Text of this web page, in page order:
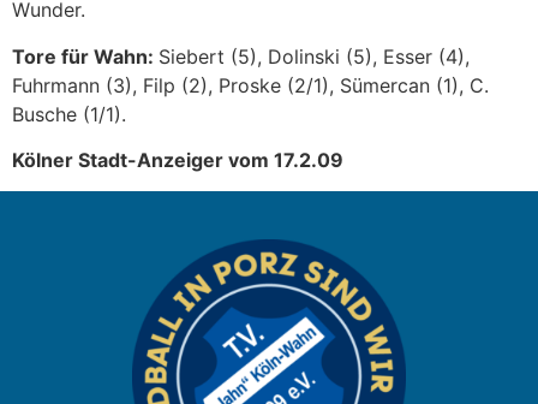
Wunder.
Tore für Wahn: Siebert (5), Dolinski (5), Esser (4),
Fuhrmann (3), Filp (2), Proske (2/1), Sümercan (1), C.
Busche (1/1).
Kölner Stadt-Anzeiger vom 17.2.09